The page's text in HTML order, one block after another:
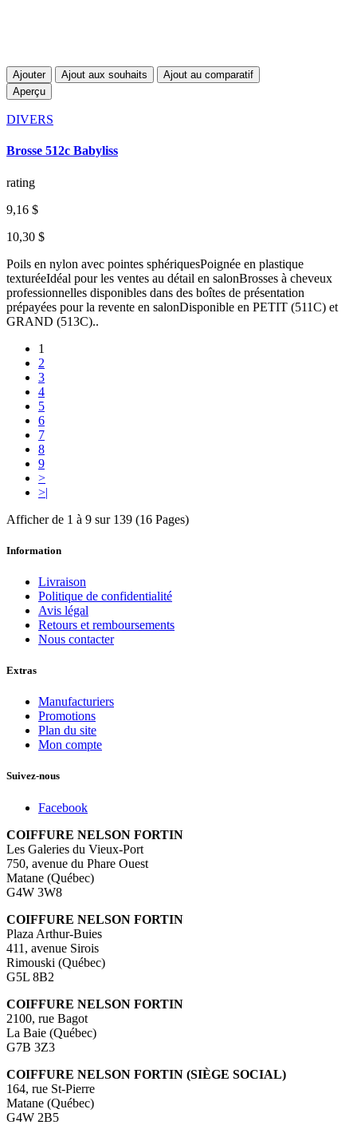
Ajouter Ajout aux souhaits
Ajout au comparatif
Aperçu
DIVERS
Brosse 512c Babyliss
rating
9,16 $
10,30 $
Poils en nylon avec pointes sphériquesPoignée en plastique
texturéeIdéal pour les ventes au détail en salonBrosses à cheveux
professionnelles disponibles dans des boîtes de présentation
prépayées pour la revente en salonDisponible en PETIT (511C) et
GRAND (513C)..
1
2
3
4
5
6
7
8
9
>
>|
Afficher de 1 à 9 sur 139 (16 Pages)
Information
Livraison
Politique de confidentialité
Avis légal
Retours et remboursements
Nous contacter
Extras
Manufacturiers
Promotions
Plan du site
Mon compte
Suivez-nous
Facebook
COIFFURE NELSON FORTIN
Les Galeries du Vieux-Port
750, avenue du Phare Ouest
Matane (Québec)
G4W 3W8
COIFFURE NELSON FORTIN
Plaza Arthur-Buies
411, avenue Sirois
Rimouski (Québec)
G5L 8B2
COIFFURE NELSON FORTIN
2100, rue Bagot
La Baie (Québec)
G7B 3Z3
COIFFURE NELSON FORTIN (SIÈGE SOCIAL)
164, rue St-Pierre
Matane (Québec)
G4W 2B5